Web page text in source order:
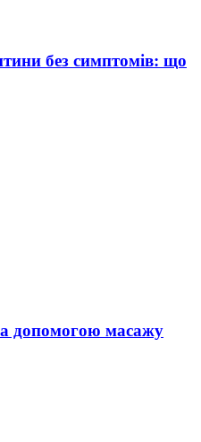
без симптомів: що
допомогою масажу